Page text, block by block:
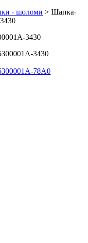
- шоломи > Шапка-
3430